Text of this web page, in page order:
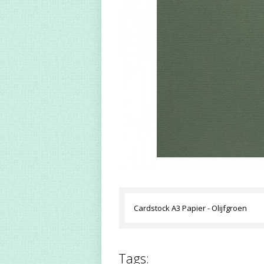
Cardstock A3 Papier - Olijfgroen
Tags: